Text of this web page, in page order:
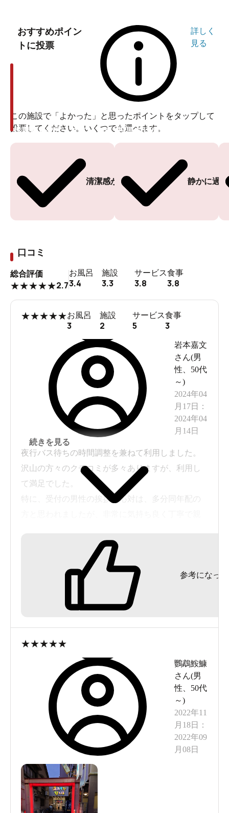
おすすめポイン
トに投票
詳しく
見る
この施設で「よかった」と思ったポイントをタップして
投票してください。いくつでも選べます。
清潔感がある
投票ありがとうございます
静かに過
投票ありがとうございます
口コミ
総合評価
★★★★★2.7
お風呂
3.4
施設
3.3
サービス
3.8
食事
3.8
★★★★★お風呂
3
施設
2
サービス
5
食事
3
岩本嘉文
さん(男
性
50代
～)
2024年04
月17日
：
2024年04
月14日
夜行バス待ちの時間調整を兼ねて利用しました。
沢山の方々のクチコミが多々ありますが、利用し
て満足でした。
特に、受付の男性の挨拶や応対は、多分同年配の
できれば、浴室や脱衣所内に時計を設置して頂け
れば・・（ひょっとしたら、あったのかも・・）
次回も、利用させて頂きます。
続きを見る
参考になった
★★★★★
鸚鵡鮟鱇
さん(男
性
50代
～)
2022年11
月18日
：
2022年09
月08日